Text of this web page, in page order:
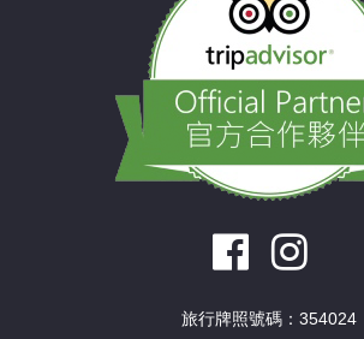
旅行牌照號碼：354024